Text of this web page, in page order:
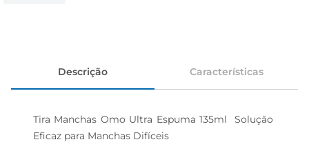
Descrição Características
Tira Manchas Omo Ultra Espuma 135ml  Solução
Eficaz para Manchas Difíceis